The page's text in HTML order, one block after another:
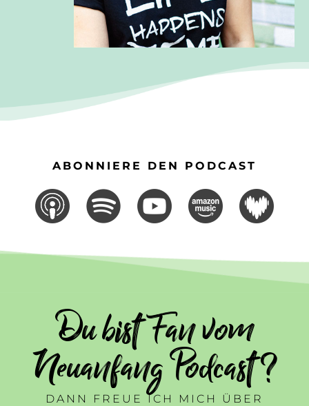
ABONNIERE DEN PODCAST
Du bist Fan vom
Neuanfang Podcast ?
DANN FREUE ICH MICH ÜBER